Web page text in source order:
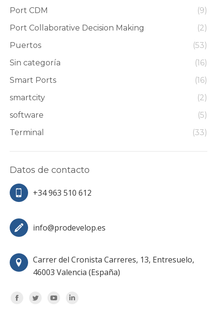
Port CDM
(9)
Port Collaborative Decision Making
(2)
Puertos
(53)
Sin categoría
(16)
Smart Ports
(16)
smartcity
(2)
software
(5)
Terminal
(33)
Datos de contacto
+34 963 510 612
info@prodevelop.es
Carrer del Cronista Carreres, 13, Entresuelo,
46003 Valencia (España)
Encuéntranos en:
Facebook
TwitterYouTube